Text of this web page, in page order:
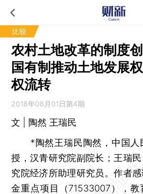
比较
农村土地改革的制度
国有制推动土地发展
权流转
2018年08月01日第4期
文 | 陶然 王瑞民
*陶然王瑞民陶然，中国人
授，汉青研究院副院长；王瑞
究院经济所助理研究员。作者
金重点项目（71533007），教